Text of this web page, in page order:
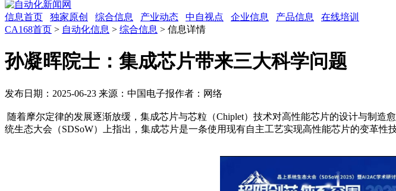
信息首页 独家原创 综合信息 产业动态 中自视点 企业信息 产品信息
在线培训
CA168首页 > 自动化信息 > 综合信息 > 信息详情
孙凝晖院士：集成芯片带来三大科学问题
发布日期：2025-06-23 来源：中国电子报作者：网络
随着摩尔定律的发展逐渐放缓，集成芯片与芯粒（Chiplet）技术对高性能芯片的设计与制造
统生态大会（SDSoW）上指出，集成芯片是一条使用现有自主工艺实现高性能芯片的变革性